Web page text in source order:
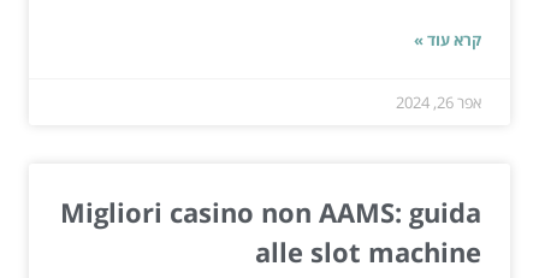
קרא עוד »
אפר 26, 2024
Migliori casino non AAMS: guida
alle slot machine